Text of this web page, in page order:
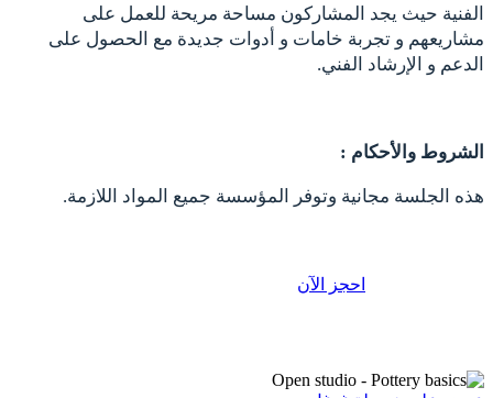
الفنية حيث يجد المشاركون مساحة مريحة للعمل على
مشاريعهم و تجربة خامات و أدوات جديدة مع الحصول على
الدعم و الإرشاد الفني.
الشروط والأحكام :
هذه الجلسة مجانية وتوفر المؤسسة جميع المواد اللازمة.
احجز الآن